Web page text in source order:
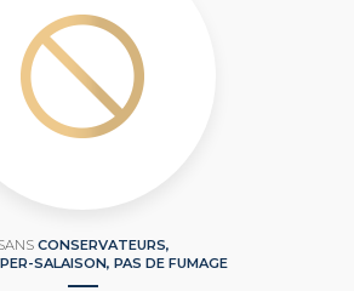
CONSERVATEURS,
SALAISON, PAS DE FUMAGE